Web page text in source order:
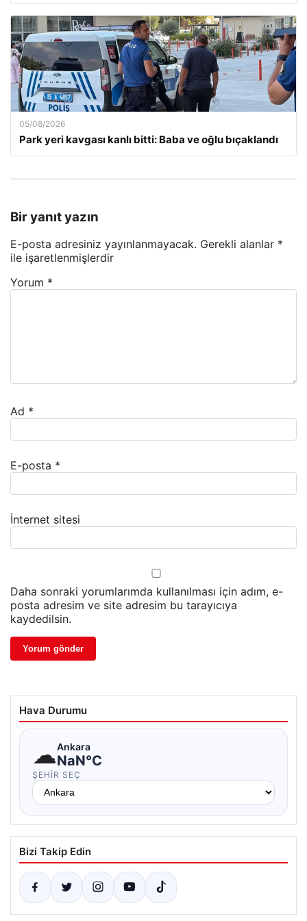
05/08/2026
Park yeri kavgası kanlı bitti: Baba ve oğlu bıçaklandı
Bir yanıt yazın
E-posta adresiniz yayınlanmayacak. Gerekli alanlar *
ile işaretlenmişlerdir
Yorum *
Ad *
E-posta *
İnternet sitesi
Daha sonraki yorumlarımda kullanılması için adım, e-
posta adresim ve site adresim bu tarayıcıya
kaydedilsin.
Hava Durumu
☁Ankara
NaN°C
ŞEHIR SEÇ
Bizi Takip Edin